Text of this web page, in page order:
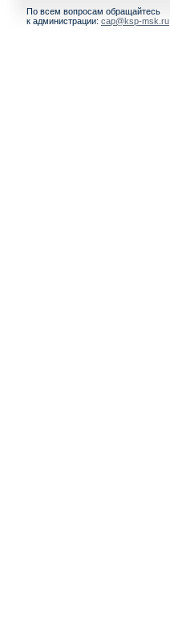
По всем вопросам обращайтесь
к администрации: cap@ksp-msk.ru